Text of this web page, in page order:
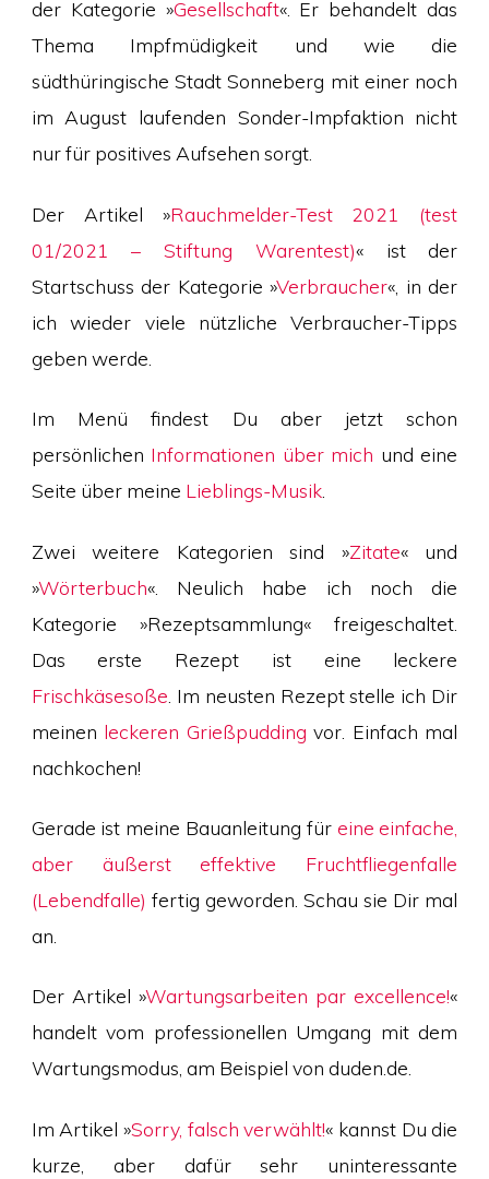
der Kategorie »Gesellschaft«. Er behandelt das
Thema Impfmüdigkeit und wie die
südthüringische Stadt Sonneberg mit einer noch
im August laufenden Sonder-Impfaktion nicht
nur für positives Aufsehen sorgt.
Der Artikel »Rauchmelder-Test 2021 (test
01/2021 – Stiftung Warentest)« ist der
Startschuss der Kategorie »Verbraucher«, in der
ich wieder viele nützliche Verbraucher-Tipps
geben werde.
Im Menü findest Du aber jetzt schon
persönlichen Informationen über mich und eine
Seite über meine Lieblings-Musik.
Zwei weitere Kategorien sind »Zitate« und
»Wörterbuch«. Neulich habe ich noch die
Kategorie »Rezeptsammlung« freigeschaltet.
Das erste Rezept ist eine leckere
Frischkäsesoße . Im neusten Rezept stelle ich Dir
meinen leckeren Grießpudding vor. Einfach mal
nachkochen!
Gerade ist meine Bauanleitung für eine einfache,
aber äußerst effektive Fruchtfliegenfalle
(Lebendfalle) fertig geworden. Schau sie Dir mal
an.
Der Artikel »Wartungsarbeiten par excellence!«
handelt vom professionellen Umgang mit dem
Wartungsmodus, am Beispiel von duden.de.
Im Artikel »Sorry, falsch verwählt!« kannst Du die
kurze, aber dafür sehr uninteressante